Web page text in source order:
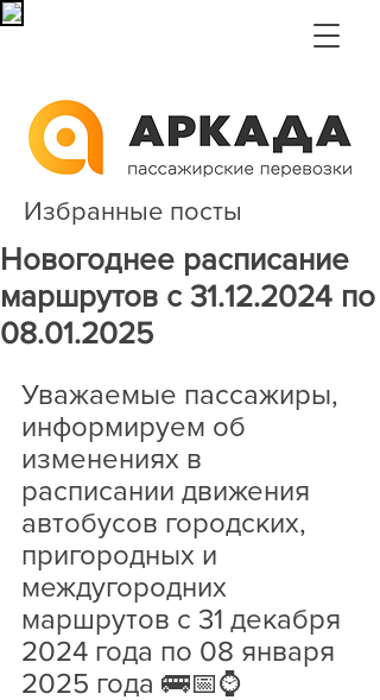
Избранные посты
Новогоднее расписание
маршрутов с 31.12.2024 по
08.01.2025
Уважаемые пассажиры,
информируем об
изменениях в
расписании движения
автобусов городских,
пригородных и
междугородних
маршрутов с 31 декабря
2024 года по 08 января
2025 года 🚌📅⌚